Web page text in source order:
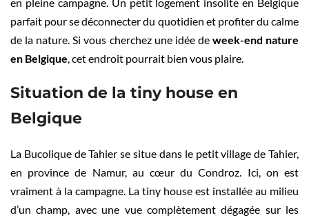
parfait pour se déconnecter du quotidien et profiter du calme
de la nature. Si vous cherchez une idée de week-end nature
en Belgique, cet endroit pourrait bien vous plaire.
Situation de la tiny house en
Belgique
La Bucolique de Tahier se situe dans le petit village de Tahier,
en province de Namur, au cœur du Condroz. Ici, on est
vraiment à la campagne. La tiny house est installée au milieu
d’un champ, avec une vue complètement dégagée sur les